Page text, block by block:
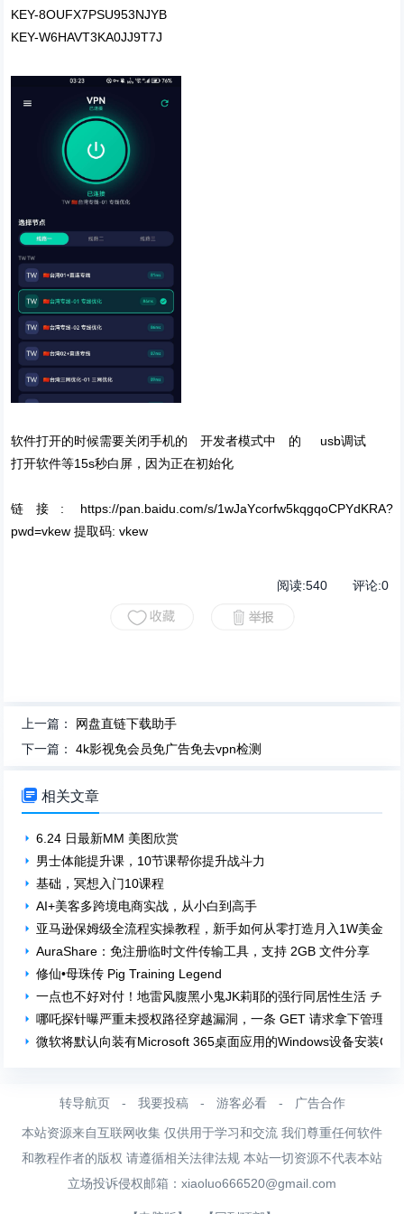
KEY-8OUFX7PSU953NJYB
KEY-W6HAVT3KA0JJ9T7J
软件打开的时候需要关闭手机的 开发者模式中 的 usb调试
打开软件等15s秒白屏，因为正在初始化
链接: https://pan.baidu.com/s/1wJaYcorfw5kqgqoCPYdKRA?
pwd=vkew 提取码: vkew
阅读:540评论:0
上一篇： 网盘直链下载助手
下一篇：4k影视免会员免广告免去vpn检测
 相关文章
6.24 日最新MM 美图欣赏
男士体能提升课，10节课帮你提升战斗力
基础，冥想入门10课程
AI+美客多跨境电商实战，从小白到高手
亚马逊保姆级全流程实操教程，新手如何从零打造月入1W美金电
AuraShare：免注册临时文件传输工具，支持 2GB 文件分享
修仙•母珠传 Pig Training Legend
一点也不好对付！地雷风腹黑小鬼JK莉耶的强行同居性生活 チョ
哪吒探针曝严重未授权路径穿越漏洞，一条 GET 请求拿下管理员
微软将默认向装有Microsoft 365桌面应用的Windows设备安装
转导航页 - 我要投稿 - 游客必看 - 广告合作
本站资源来自互联网收集 仅供用于学习和交流 我们尊重任何软件
和教程作者的版权 请遵循相关法律法规 本站一切资源不代表本站
立场投诉侵权邮箱： xiaoluo666520@gmail.com